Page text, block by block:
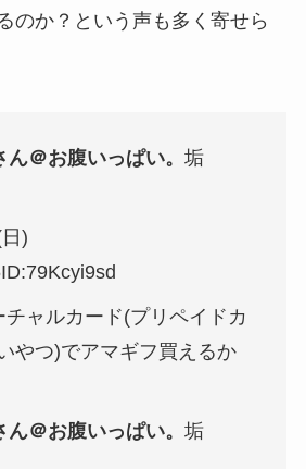
のか？という声も多く寄せら
＠お腹いっぱい。 垢
)
ャルカード(プリペイドカ
やつ)でアマギフ買えるか
ん＠お腹いっぱい。 垢